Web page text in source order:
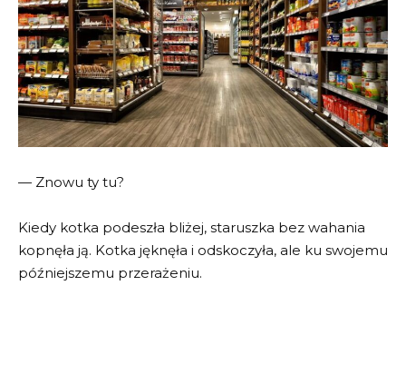
— Znowu ty tu?
Kiedy kotka podeszła bliżej, staruszka bez wahania
kopnęła ją. Kotka jęknęła i odskoczyła, ale ku swojemu
późniejszemu przerażeniu.